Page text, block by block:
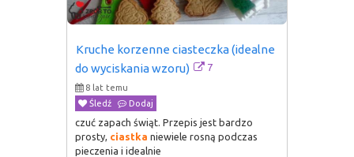
Kruche korzenne ciasteczka (idealne
do wyciskania wzoru)
7
8 lat temu
Śledź
Dodaj
czuć zapach świąt. Przepis jest bardzo
prosty, ciastka niewiele rosną podczas
pieczenia i idealnie